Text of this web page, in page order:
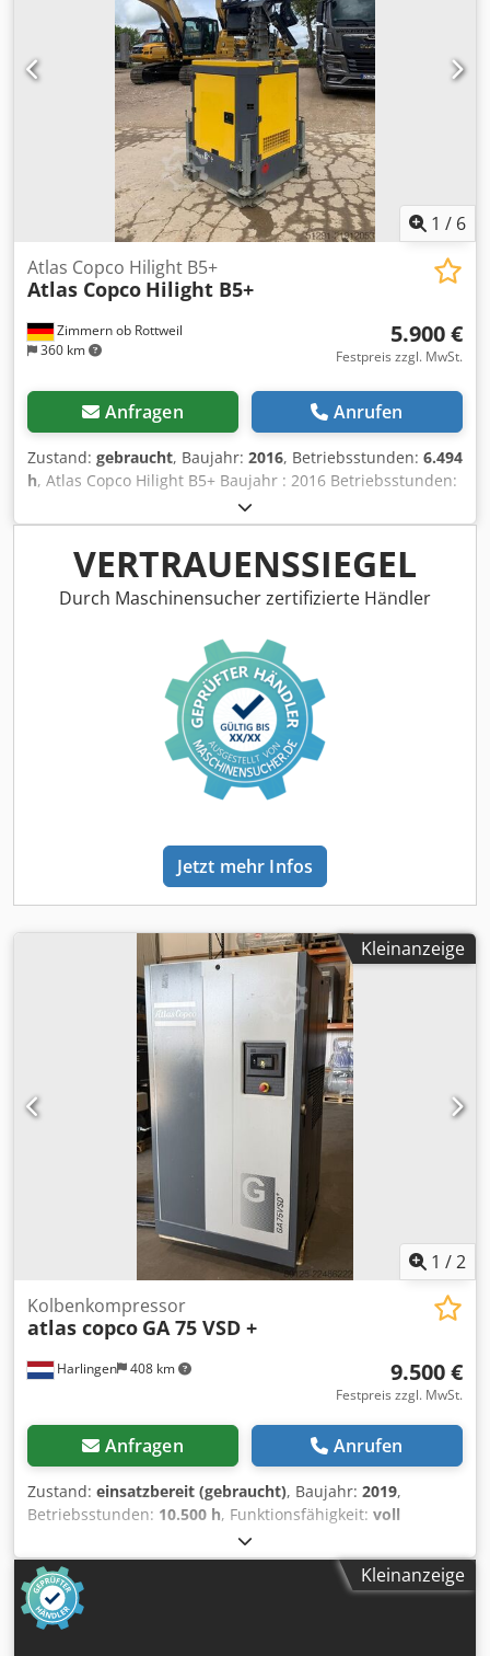
1 / 6
Zimmern ob Rottweil
360 km
Atlas Copco Hilight B5+
Atlas Copco Hilight B5+
5.900 €
Festpreis zzgl. MwSt.
Anfragen Anrufen
Zustand: gebraucht, Baujahr: 2016, Betriebsstunden: 6.494
h, Atlas Copco Hilight B5+ Baujahr : 2016 Betriebsstunden:
6.494 Std. LED-Beleuchtung: 4 × 350 W Lichtabdeckung: bis
zu 5.000 m² Gewicht: 981 kg Cjdpfx Amey R Atzo Horf
VERTRAUENSSIEGEL
Durch Maschinensucher zertifizierte Händler
Jetzt mehr Infos
Kleinanzeige
1 /2
Harlingen 408 km
Kolbenkompressor
atlas copco GA 75 VSD +
9.500 €
Festpreis zzgl. MwSt.
Anfragen Anrufen
Zustand: einsatzbereit (gebraucht), Baujahr: 2019,
Betriebsstunden: 10.500 h, Funktionsfähigkeit: voll
, Gesamtgewicht:
(101,97 PS), Volumenstrom:476 m³/h, Druck (max.):13 bar,
Art der Kühlung:
Dokumentation/Handbuch, Typenschild vorhanden
erhaltene, einwandfrei funktionierende
Kleinanzeige